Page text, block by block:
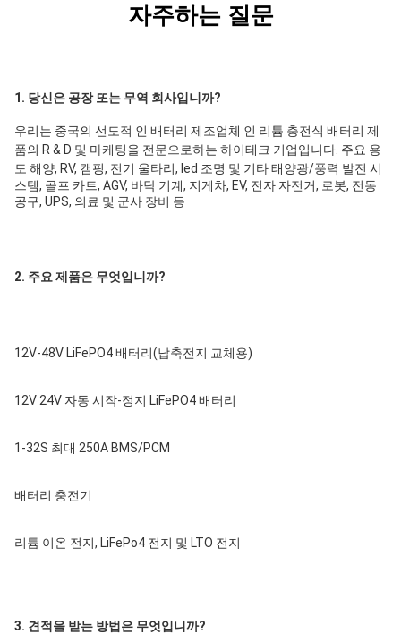
자주하는 질문
1. 당신은 공장 또는 무역 회사입니까?
우리는 중국의 선도적 인 배터리 제조업체 인 리튬 충전식 배터리 제
품의 R & D 및 마케팅을 전문으로하는 하이테크 기업입니다. 주요 용
도 해양, RV, 캠핑, 전기 울타리, led 조명 및 기타 태양광/풍력 발전 시
스템, 골프 카트, AGV, 바닥 기계, 지게차, EV, 전자 자전거, 로봇, 전동
공구, UPS, 의료 및 군사 장비 등
2. 주요 제품은 무엇입니까?
12V-48V LiFePO4 배터리(납축전지 교체용)
12V 24V 자동 시작-정지 LiFePO4 배터리
1-32S 최대 250A BMS/PCM
배터리 충전기
리튬 이온 전지, LiFePo4 전지 및 LTO 전지
3. 견적을 받는 방법은 무엇입니까?